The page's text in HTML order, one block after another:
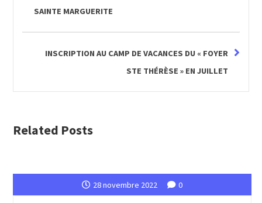
SAINTE MARGUERITE
INSCRIPTION AU CAMP DE VACANCES DU « FOYER
STE THÉRÈSE » EN JUILLET
Related Posts
28 novembre 2022 0